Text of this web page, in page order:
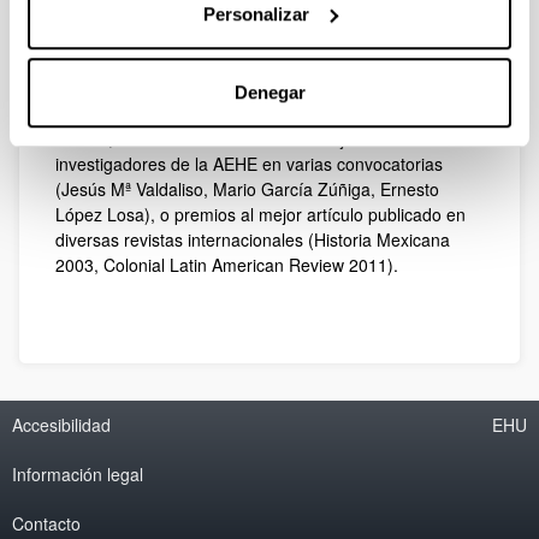
Personalizar
Denegar
El profesorado del departamento ha sido distinguido
investigadora, entre los que destacan el premio
Trayectoria 2013 de la Asociación Española de Historia
investigadores de la AEHE en varias convocatorias
(Jesús Mª Valdaliso, Mario García Zúñiga, Ernesto
López Losa), o premios al mejor artículo publicado en
diversas revistas internacionales (Historia Mexicana
2003, Colonial Latin American Review 2011).
Accesibilidad
Información legal
Contacto
EHU